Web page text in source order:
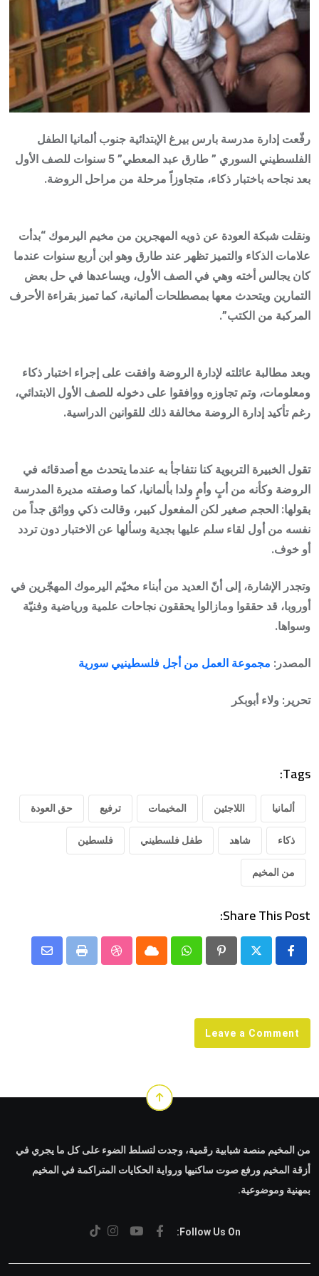
رفّعت إدارة مدرسة بارس بيرغ الإبتدائية جنوب ألمانيا الطفل
الفلسطيني السوري ” طارق عبد المعطي” 5 سنوات للصف الأول
بعد نجاحه باختبار ذكاء، متجاوزاً مرحلة من مراحل الروضة.
ونقلت شبكة العودة عن ذويه المهجرين من مخيم اليرموك “بدأت
علامات الذكاء والتميز تظهر عند طارق وهو ابن أربع سنوات عندما
كان يجالس أخته وهي في الصف الأول، ويساعدها في حل بعض
التمارين ويتحدث معها بمصطلحات ألمانية، كما تميز بقراءة الأحرف
المركبة من الكتب”.
وبعد مطالبة عائلته لإدارة الروضة وافقت على إجراء اختبار ذكاء
ومعلومات، وتم تجاوزه ووافقوا على دخوله للصف الأول الابتدائي،
رغم تأكيد إدارة الروضة مخالفة ذلك للقوانين الدراسية.
تقول الخبيرة التربوية كنا نتفاجأ به عندما يتحدث مع أصدقائه في
الروضة وكأنه من أبٍ وأمٍ ولدا بألمانيا، كما وصفته مديرة المدرسة
بقولها: الحجم صغير لكن المفعول كبير، وقالت ذكي وواثق جداً من
نفسه من أول لقاء سلم عليها بجدية وسألها عن الاختبار دون تردد
أو خوف.
وتجدر الإشارة، إلى أنّ العديد من أبناء مخيّم اليرموك المهجّرين في
أوروبا، قد حققوا ومازالوا يحققون نجاحات علمية ورياضية وفنيّة
وسواها.
المصدر: مجموعة العمل من أجل فلسطينيي سورية
تحرير: ولاء أبوبكر
Tags:
ألمانيا اللاجئين المخيمات ترفيع حق العودة
ذكاء شاهد طفل فلسطيني فلسطين
من المخيم
Share This Post:
Pinterest
Whatsapp
Cloud
StumbleUpon
Print
Share
Leave a Comment
من المخيم منصة شبابية رقمية، وجدت لتسلط الضوء على كل ما يجري في
أزقة المخيم ورفع صوت ساكنيها ورواية الحكايات المتراكمة في المخيم
بمهنية وموضوعية.
Follow Us On: